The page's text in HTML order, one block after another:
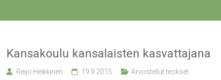
Kansakoulu kansalaisten kasvattajana
Reijo Heikkinen 19.9.2015 Arvostellut teokset